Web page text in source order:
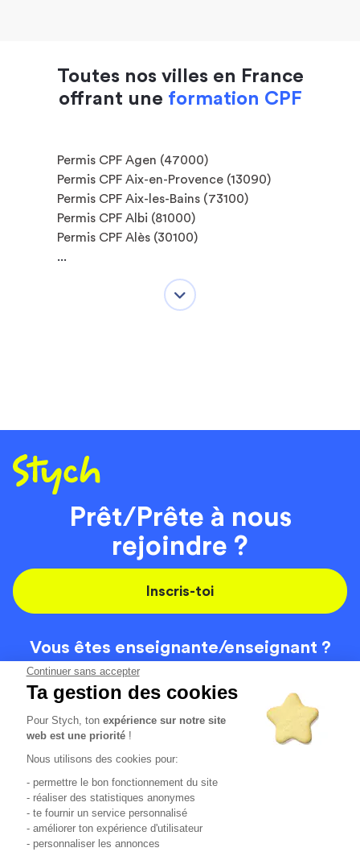
Continuer sans accepter
Ta gestion des cookies
Pour Stych, tonexpérience sur notre site
web est une priorité !
Nous utilisons des cookies pour:
- permettre le bon fonctionnement du site
- réaliser des statistiques anonymes
- te fournir un service personnalisé
- améliorer ton expérience d'utilisateur
- personnaliser les annonces
Toutes nos villes en France
offrant une formation CPF
Permis CPF Agen (47000)
Permis CPF Aix-en-Provence (13090)
Permis CPF Aix-les-Bains (73100)
Permis CPF Albi (81000)
Permis CPF Alès (30100)
...
Prêt/Prête à nous
rejoindre ?
Inscris-toi
Vous êtes enseignante/enseignant ?
On recrute
Code de la route
Localisation
Contact
Tous les avis clients4.6/5 (51154 avis publiés)